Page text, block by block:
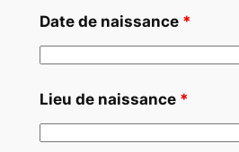
Date de naissance *
Lieu de naissance *